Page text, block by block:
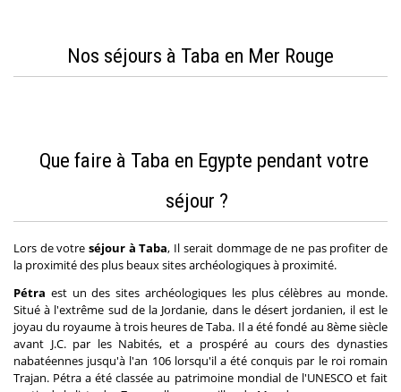
Nos séjours à Taba en Mer Rouge
Que faire à Taba en Egypte pendant votre
séjour ?
Lors de votreséjour à Taba, Il serait dommage de ne pas profiter de
la proximité des plus beaux sites archéologiques à proximité.
Pétra est un des sites archéologiques les plus célèbres au monde.
Situé à l'extrême sud de la Jordanie, dans le désert jordanien, il est le
joyau du royaume à trois heures de Taba. Il a été fondé au 8ème siècle
avant J.C. par les Nabités, et a prospéré au cours des dynasties
nabatéennes jusqu'à l'an 106 lorsqu'il a été conquis par le roi romain
Trajan. Pétra a été classée au patrimoine mondial de l'UNESCO et fait